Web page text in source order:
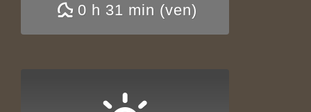
0 h 31 min (ven)